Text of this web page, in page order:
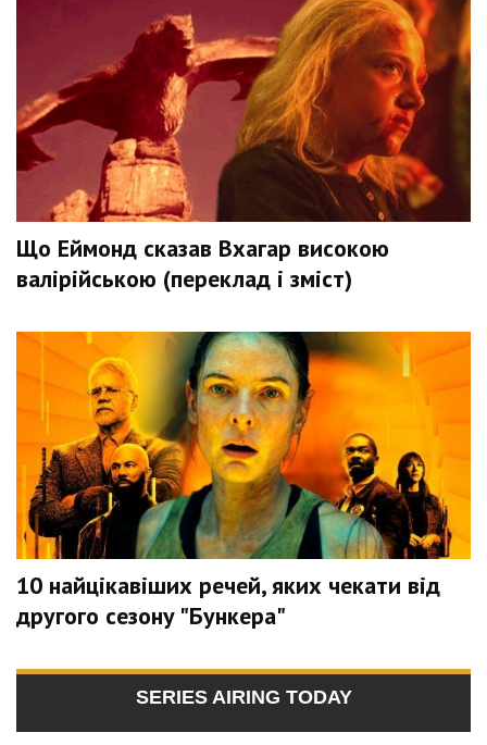
Що Еймонд сказав Вхагар високою
валірійською (переклад і зміст)
10 найцікавіших речей, яких чекати від
другого сезону "Бункера"
SERIES AIRING TODAY